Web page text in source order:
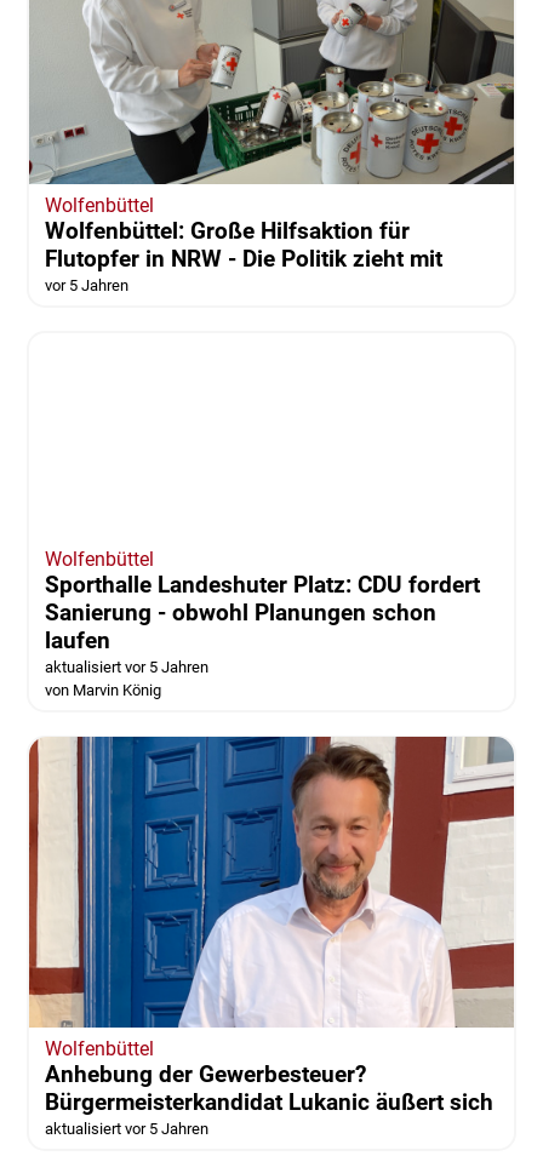
Wolfenbüttel
Wolfenbüttel: Große Hilfsaktion für
Flutopfer in NRW - Die Politik zieht mit
vor 5 Jahren
Wolfenbüttel
Sporthalle Landeshuter Platz: CDU fordert
Sanierung - obwohl Planungen schon
aktualisiert vor 5 Jahren
von Marvin König
Wolfenbüttel